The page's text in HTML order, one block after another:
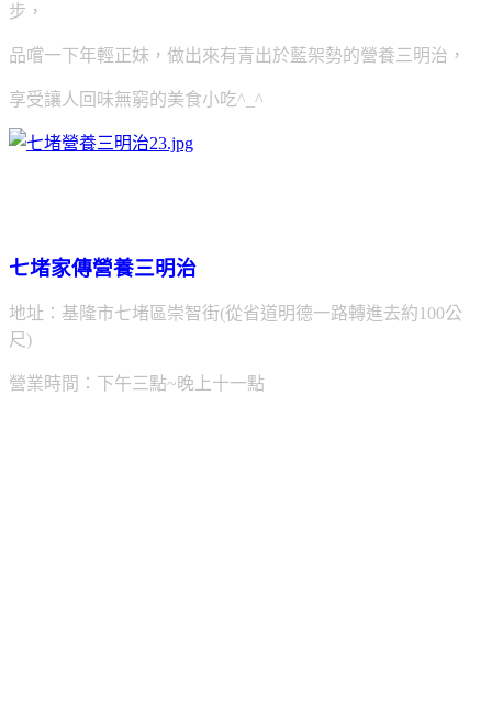
步，
品嚐一下年輕正妹，做出來有青出於藍架勢的營養三明治，
享受讓人回味無窮的美食小吃^_^
七堵家傳營養三明治
地址：基隆市七堵區崇智街(從省道明德一路轉進去約100公
尺)
營業時間：下午三點~晚上十一點